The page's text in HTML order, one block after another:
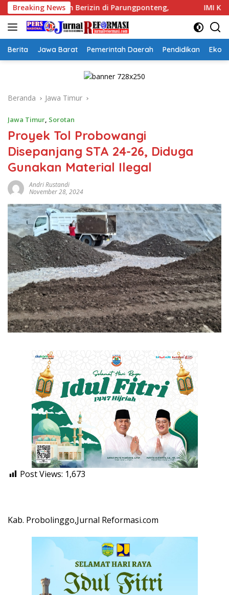
Langsung
ke
konten
Breaking News
Parungponteng, IMI Kota Cimahi Resmi Jadi
Berita Jawa Barat Pemerintah Daerah Pendidikan
Beranda Jawa Timur
Jawa Timur, Sorotan
Proyek Tol Probowangi
Disepanjang STA 24-26, Diduga
Gunakan Material Ilegal
Andri Rustandi
November 28, 2024
Post Views: 1,673
Kab. Probolinggo,Jurnal Reformasi.com